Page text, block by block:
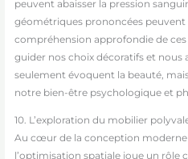
peuvent abaisser la pression
géométriques prononcées
compréhension approfondie de
guider nos choix décoratifs et nous
seulement évoquent la beauté,
notre bien-être psychologique et
10. L’exploration du mobilier
Au cœur de la conception moderne
l’optimisation spatiale joue un rôle